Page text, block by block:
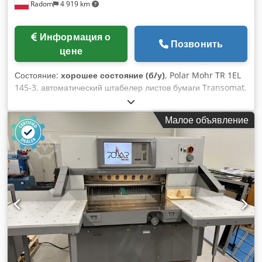
Radom 4 919 km
цене
Позвонить
Состояние: хорошее состояние (б/у), Polar Mohr TR 1EL
145-3, автоматический штабелер листов бумаги Transomat.
Устройство готово к работе. Это самая популярная модель
от немецкого производителя. Transomat можно установить
с левой стороны от резака. Вес: 1600 кг. Напряжение
питания: 400 В. Панель управления. Пневматический стол.
Dcjdjzlad Repfx An Hek Хромированная поверхность стола.
Малое объявление